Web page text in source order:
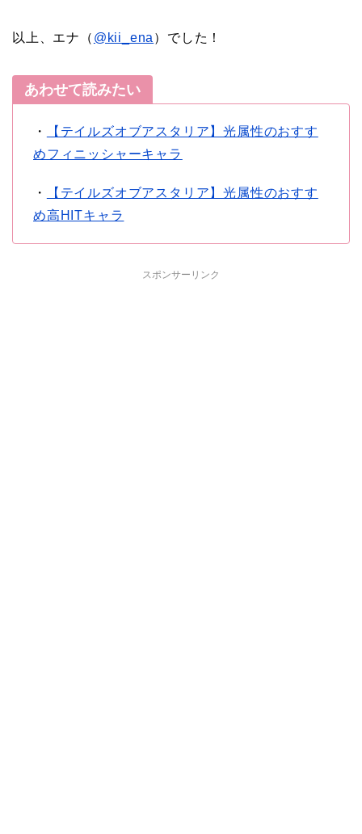
以上、エナ（ @kii_ena ）でした！
あわせて読みたい
・
【テイルズオブアスタリア】光属性のおすす
めフィニッシャーキャラ
・
【テイルズオブアスタリア】光属性のおすす
め高HITキャラ
スポンサーリンク